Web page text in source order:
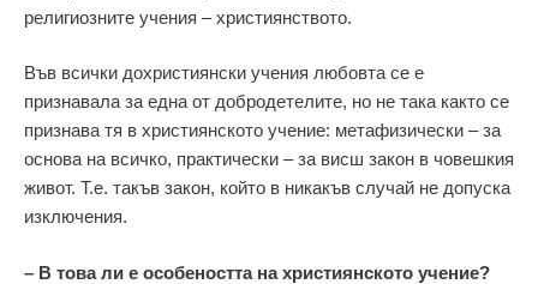
религиозните учения – християнството.
Във всички дохристиянски учения любовта се е
признавала за една от добродетелите, но не така както се
признава тя в християнското учение: метафизически – за
основа на всичко, практически – за висш закон в човешкия
живот. Т.е. такъв закон, който в никакъв случай не допуска
изключения.
– В това ли е особеността на християнското учение?